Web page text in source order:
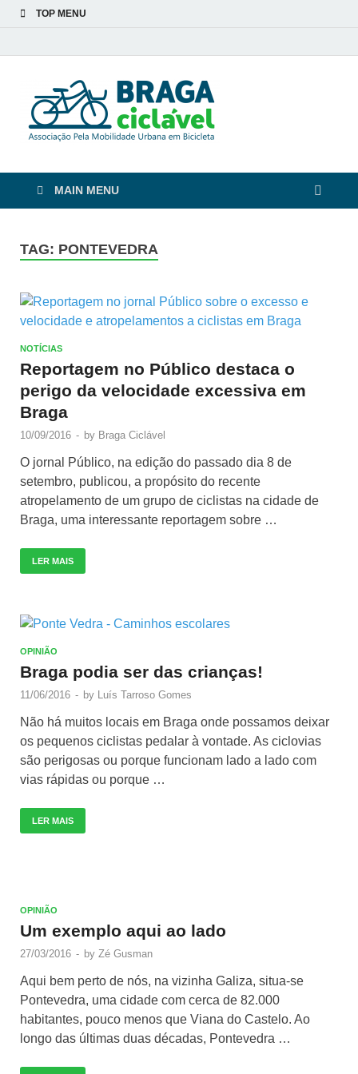
TOP MENU
MAIN MENU
TAG: PONTEVEDRA
NOTÍCIAS
Reportagem no Público destaca o
perigo da velocidade excessiva em
Braga
10/09/2016 - by Braga Ciclável
O jornal Público, na edição do passado dia 8 de
setembro, publicou, a propósito do recente
atropelamento de um grupo de ciclistas na cidade de
Braga, uma interessante reportagem sobre …
LER MAIS
OPINIÃO
Braga podia ser das crianças!
11/06/2016 - by Luís Tarroso Gomes
Não há muitos locais em Braga onde possamos deixar
os pequenos ciclistas pedalar à vontade. As ciclovias
são perigosas ou porque funcionam lado a lado com
vias rápidas ou porque …
LER MAIS
OPINIÃO
Um exemplo aqui ao lado
27/03/2016 - by Zé Gusman
Aqui bem perto de nós, na vizinha Galiza, situa-se
Pontevedra, uma cidade com cerca de 82.000
habitantes, pouco menos que Viana do Castelo. Ao
longo das últimas duas décadas, Pontevedra …